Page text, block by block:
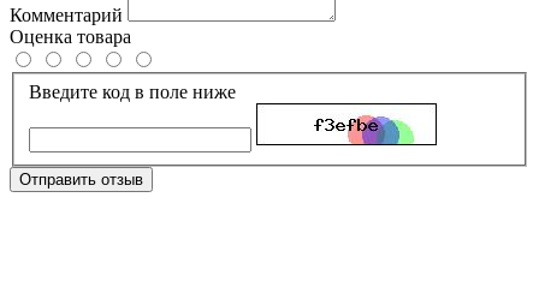
Комментарий
Оценка товара
Введите код в поле ниже
Отправить отзыв